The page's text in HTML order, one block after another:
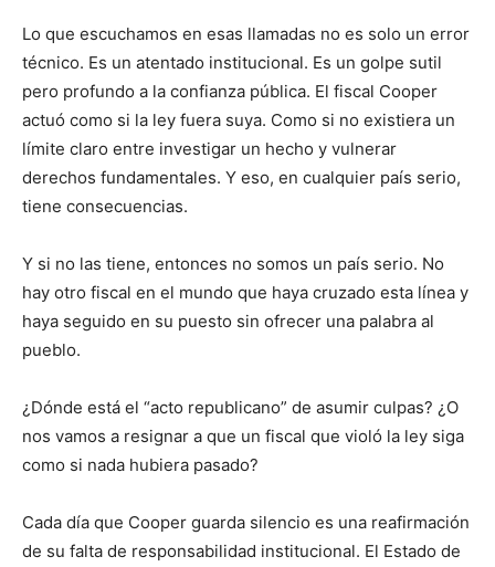
Lo que escuchamos en esas llamadas no es solo un error
técnico. Es un atentado institucional. Es un golpe sutil
pero profundo a la confianza pública. El fiscal Cooper
actuó como si la ley fuera suya. Como si no existiera un
límite claro entre investigar un hecho y vulnerar
derechos fundamentales. Y eso, en cualquier país serio,
tiene consecuencias.
Y si no las tiene, entonces no somos un país serio. No
hay otro fiscal en el mundo que haya cruzado esta línea y
haya seguido en su puesto sin ofrecer una palabra al
pueblo.
¿Dónde está el “acto republicano” de asumir culpas? ¿O
nos vamos a resignar a que un fiscal que violó la ley siga
como si nada hubiera pasado?
Cada día que Cooper guarda silencio es una reafirmación
de su falta de responsabilidad institucional. El Estado de